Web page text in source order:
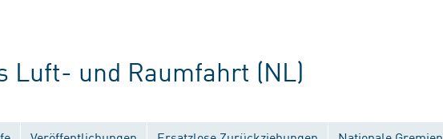
Luft- und Raumfahrt (NL)